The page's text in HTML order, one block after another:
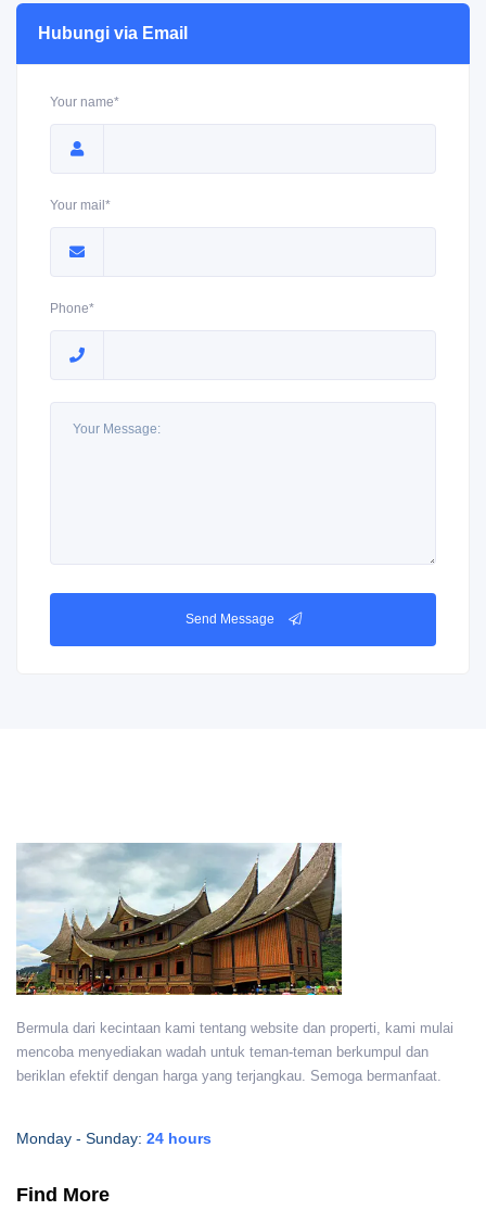
Hubungi via Email
Your name*
Your mail*
Phone*
Send Message
Bermula dari kecintaan kami tentang website dan properti, kami mulai
mencoba menyediakan wadah untuk teman-teman berkumpul dan
beriklan efektif dengan harga yang terjangkau. Semoga bermanfaat.
Monday - Sunday: 24 hours
Find More